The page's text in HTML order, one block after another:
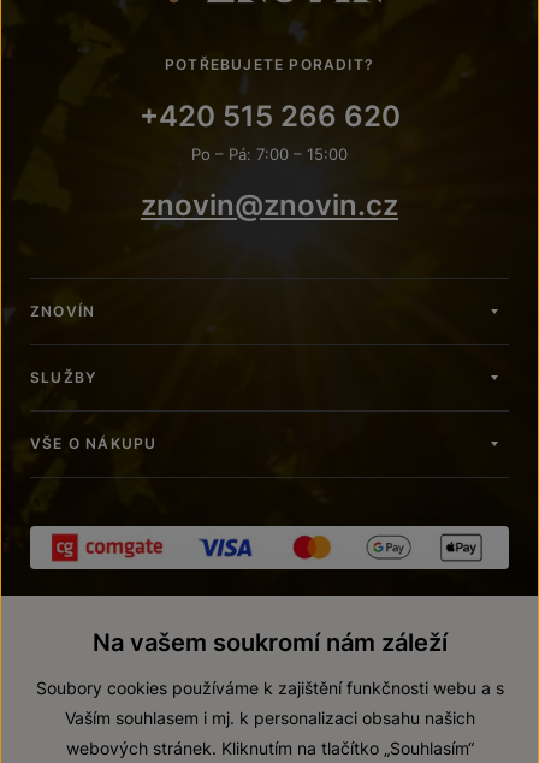
POTŘEBUJETE PORADIT?
+420 515 266 620
Po – Pá: 7:00 – 15:00
znovin@znovin.cz
ZNOVÍN
SLUŽBY
VŠE O NÁKUPU
© 2026 ZNOVÍN ZNOJMO, a. s.
Na vašem soukromí nám záleží
Soubory cookies používáme k zajištění funkčnosti webu a s
Vaším souhlasem i mj. k personalizaci obsahu našich
webových stránek. Kliknutím na tlačítko „Souhlasím“